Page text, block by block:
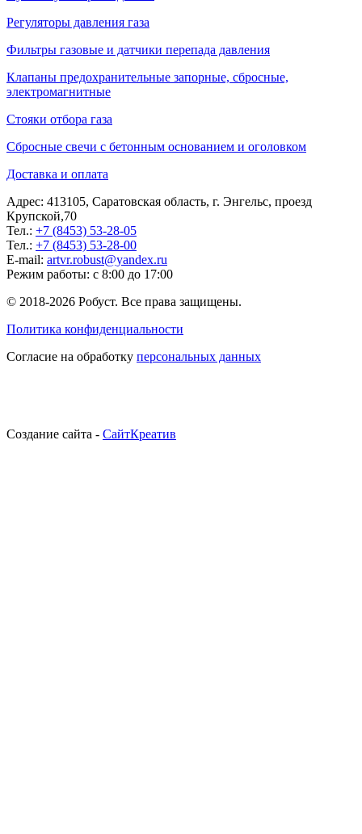
Регуляторы давления газа
Фильтры газовые и датчики перепада давления
Клапаны предохранительные запорные, сбросные,
электромагнитные
Стояки отбора газа
Сбросные свечи с бетонным основанием и оголовком
Доставка и оплата
Адрес: 413105, Саратовская область, г. Энгельс, проезд
Крупской,70
Тел.: +7 (8453) 53-28-05
Тел.: +7 (8453) 53-28-00
E-mail: artvr.robust@yandex.ru
Режим работы: с 8:00 до 17:00
© 2018-2026 Робуст. Все права защищены.
Политика конфиденциальности
Согласие на обработку персональных данных
Создание сайта - СайтКреатив